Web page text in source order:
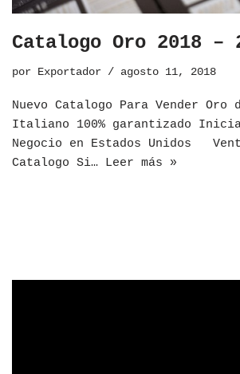
Catalogo Oro 2018 –
por Exportador agosto 11, 2018
Nuevo Catalogo Para Vender Oro
Italiano 100% garantizado
Negocio en Estados Unidos
Catalogo Si… Leer más »